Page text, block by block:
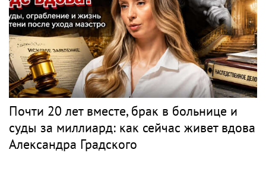
Почти 20 лет вместе, брак в больнице и
суды за миллиард: как сейчас живет вдова
Александра Градского